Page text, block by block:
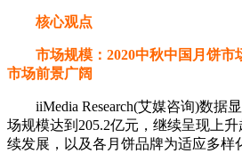
核心观点
市场规模：2020中秋中国月饼市
市场前景广阔
iiMedia Research(艾媒咨询)数据
场规模达到205.2亿元，继续呈现上
续发展，以及各月饼品牌为适应多样